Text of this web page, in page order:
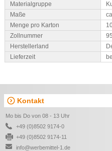
Materialgruppe
Maße
Menge pro Karton
Zollnummer
Herstellerland
Lieferzeit
Kontakt
Mo bis Do von 08 - 13 Uhr
+49 (0)8502 9174-0
+49 (0)8502 9174-11
info@werbemittel-1.de